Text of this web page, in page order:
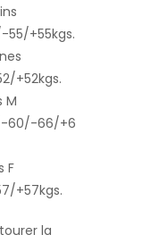
+55kgs.
+52kgs.
M
60/-66/+6
F
+57kgs.
la